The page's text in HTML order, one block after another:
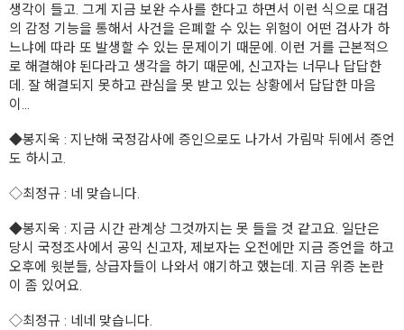
생각이 들고. 그게 지금 보완 수사를 한다고 하면서 이런 식으로 대검
의 감정 기능을 통해서 사건을 은폐할 수 있는 위험이 어떤 검사가 하
느냐에 따라 또 발생할 수 있는 문제이기 때문에. 이런 거를 근본적으
로 해결해야 된다라고 생각을 하기 때문에, 신고자는 너무나 답답한
데. 잘 해결되지 못하고 관심을 못 받고 있는 상황에서 답답한 마음
이...
◆봉지욱 : 지난해 국정감사에 증인으로도 나가서 가림막 뒤에서 증언
도 하시고.
◇최정규 : 네 맞습니다.
◆봉지욱 : 지금 시간 관계상 그것까지는 못 들을 것 같고요. 일단은
당시 국정조사에서 공익 신고자, 제보자는 오전에만 지금 증언을 하고
오후에 윗분들, 상급자들이 나와서 얘기하고 했는데. 지금 위증 논란
이 좀 있어요.
◇최정규 : 네네 맞습니다.